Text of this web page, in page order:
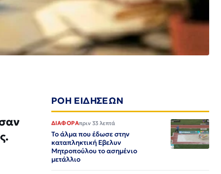
ΡΟΗ ΕΙΔΗΣΕΩΝ
ΔΙΑΦΟΡΑπριν 33 λεπτά
Το άλμα που έδωσε στην
καταπληκτική Εβελυν
Μητροπούλου το ασημένιο
μετάλλιο